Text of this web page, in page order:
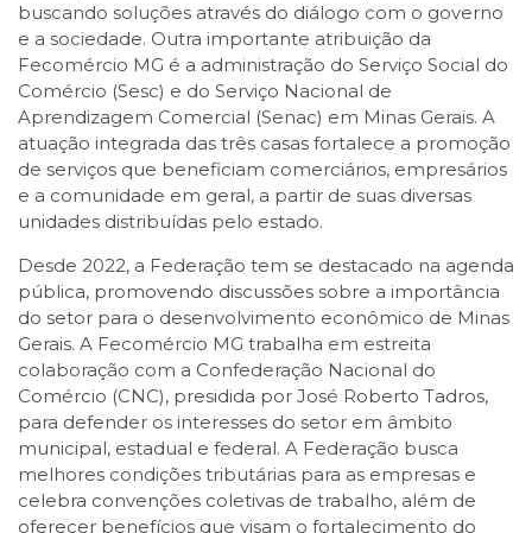
buscando soluções através do diálogo com o governo
e a sociedade. Outra importante atribuição da
Fecomércio MG é a administração do Serviço Social do
Comércio (Sesc) e do Serviço Nacional de
Aprendizagem Comercial (Senac) em Minas Gerais. A
atuação integrada das três casas fortalece a promoção
de serviços que beneficiam comerciários, empresários
e a comunidade em geral, a partir de suas diversas
unidades distribuídas pelo estado.
Desde 2022, a Federação tem se destacado na agenda
pública, promovendo discussões sobre a importância
do setor para o desenvolvimento econômico de Minas
Gerais. A Fecomércio MG trabalha em estreita
colaboração com a Confederação Nacional do
Comércio (CNC), presidida por José Roberto Tadros,
para defender os interesses do setor em âmbito
municipal, estadual e federal. A Federação busca
melhores condições tributárias para as empresas e
celebra convenções coletivas de trabalho, além de
oferecer benefícios que visam o fortalecimento do